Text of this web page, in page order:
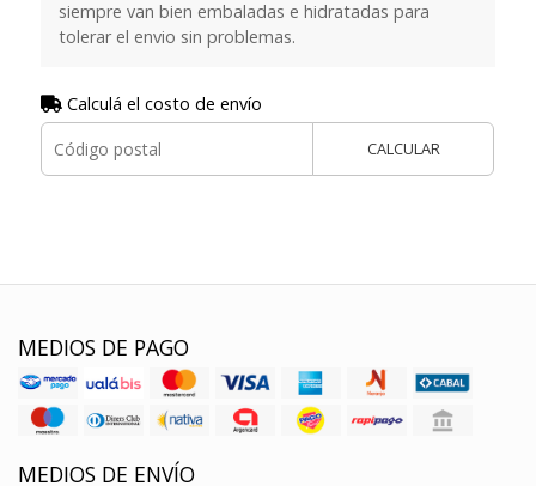
siempre van bien embaladas e hidratadas para
tolerar el envio sin problemas.
Calculá el costo de envío
CALCULAR
MEDIOS DE PAGO
MEDIOS DE ENVÍO